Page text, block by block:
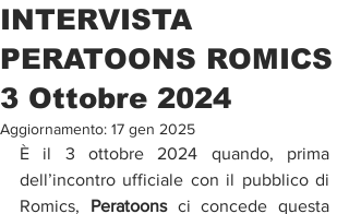
INTERVISTA
PERATOONS ROMICS
3 Ottobre 2024
Aggiornamento: 17 gen 2025
È il 3 ottobre 2024 quando, prima
dell’incontro ufficiale con il pubblico di
Romics, Peratoons ci concede questa